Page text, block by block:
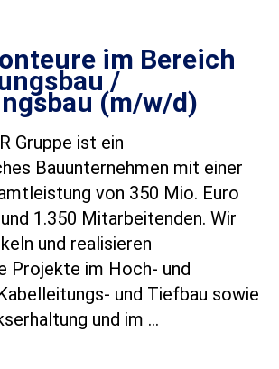
im Bereich
/
(m/w/d)
Gruppe ist ein
Bauunternehmen mit einer
von 350 Mio. Euro
1.350 Mitarbeitenden. Wir
und realisieren
Projekte im Hoch‑ und
und Tiefbau sowie
und im